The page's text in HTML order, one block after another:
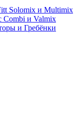
Solomix и Multimix
Combi и Valmix
и Гребёнки